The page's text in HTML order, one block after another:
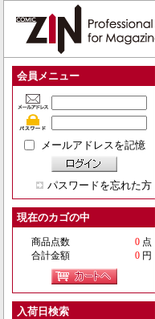
会員メニュー
メールアドレスを記憶
パスワードを忘れた方
現在のカゴの中
商品点数 0 点
合計金額
0 円
入荷日検索